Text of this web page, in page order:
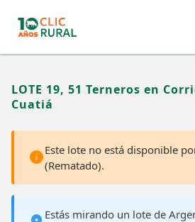
LOTE 19, 51 Terneros en
Cuatiá
Este lote no está disponible
(Rematado).
Estás mirando un lote de